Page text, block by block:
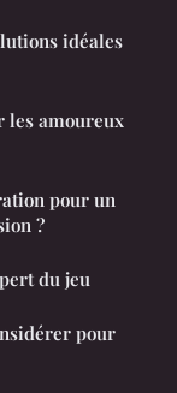
idéales
les amoureux
pour un
?
du jeu
pour